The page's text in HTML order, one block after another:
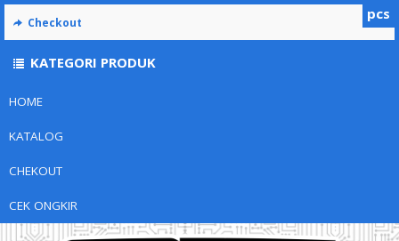
HOME
KATALOG
CHEKOUT
CEK ONGKIR
pcs
Checkout
KATEGORI PRODUK